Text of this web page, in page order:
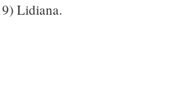
Lidiana.